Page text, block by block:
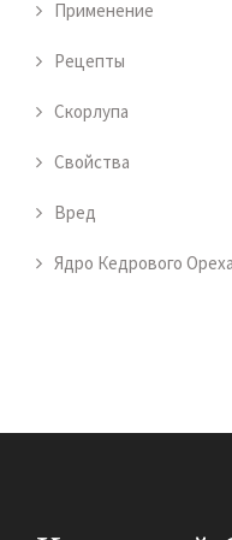
Применение
Рецепты
Скорлупа
Свойства
Вред
Ядро Кедрового Ореха